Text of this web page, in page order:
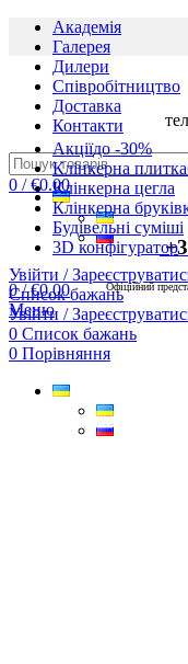
Академія
Галерея
Дилери
Cпівробітництво
Доставка
Контакти
Офіційний
Увійти /
Список бажань
Увійти /
0 Список бажань
0 Порівняння
0 / €0.00
0/ €0.00
Меню
Акціїдо -30%
Клінкерна плитка
Клінкерна цегла
Клінкерна
Будівельні суміші
3D конфігуратор
Офіційний